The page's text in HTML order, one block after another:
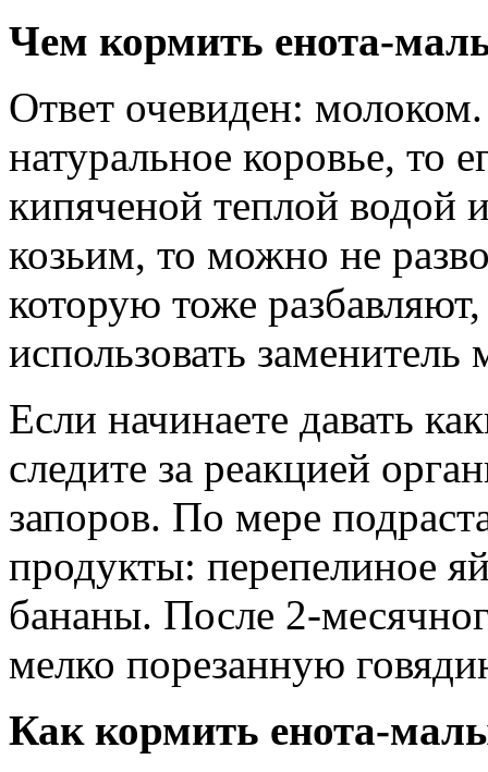
Чем кормить енота-
Ответ очевиден:
натуральное коровье, то
кипяченой теплой водой
козьим, то можно не
которую тоже
использовать
Если начинаете давать
следите за реакцией
запоров. По мере
продукты: перепелиное
бананы. После 2-
мелко порезанную
Как кормить енота-